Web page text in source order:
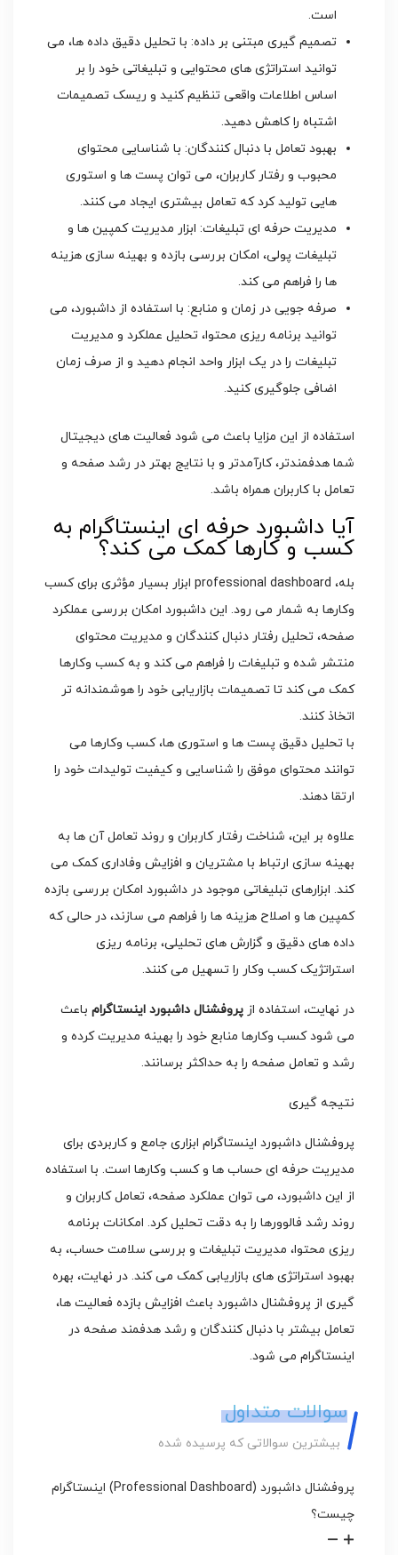
است.
تصمیم گیری مبتنی بر داده: با تحلیل دقیق داده ها، می
توانید استراتژی های محتوایی و تبلیغاتی خود را بر
اساس اطلاعات واقعی تنظیم کنید و ریسک تصمیمات
اشتباه را کاهش دهید.
بهبود تعامل با دنبال کنندگان: با شناسایی محتوای
محبوب و رفتار کاربران، می توان پست ها و استوری
هایی تولید کرد که تعامل بیشتری ایجاد می کنند.
مدیریت حرفه ای تبلیغات: ابزار مدیریت کمپین ها و
تبلیغات پولی، امکان بررسی بازده و بهینه سازی هزینه
ها را فراهم می کند.
صرفه جویی در زمان و منابع: با استفاده از داشبورد، می
توانید برنامه ریزی محتوا، تحلیل عملکرد و مدیریت
تبلیغات را در یک ابزار واحد انجام دهید و از صرف زمان
اضافی جلوگیری کنید.
استفاده از این مزایا باعث می شود فعالیت های دیجیتال
شما هدفمندتر، کارآمدتر و با نتایج بهتر در رشد صفحه و
تعامل با کاربران همراه باشد.
آیا داشبورد حرفه ای اینستاگرام به
کسب و کارها کمک می کند؟
بله، professional dashboard ابزار بسیار مؤثری برای کسب
وکارها به شمار می رود. این داشبورد امکان بررسی عملکرد
صفحه، تحلیل رفتار دنبال کنندگان و مدیریت محتوای
منتشر شده و تبلیغات را فراهم می کند و به کسب وکارها
کمک می کند تا تصمیمات بازاریابی خود را هوشمندانه تر
اتخاذ کنند.
با تحلیل دقیق پست ها و استوری ها، کسب وکارها می
توانند محتوای موفق را شناسایی و کیفیت تولیدات خود را
ارتقا دهند.
علاوه بر این، شناخت رفتار کاربران و روند تعامل آن ها به
بهینه سازی ارتباط با مشتریان و افزایش وفاداری کمک می
کند. ابزارهای تبلیغاتی موجود در داشبورد امکان بررسی بازده
کمپین ها و اصلاح هزینه ها را فراهم می سازند، در حالی که
داده های دقیق و گزارش های تحلیلی، برنامه ریزی
استراتژیک کسب وکار را تسهیل می کنند.
در نهایت، استفاده از پروفشنال داشبورد اینستاگرام باعث
می شود کسب وکارها منابع خود را بهینه مدیریت کرده و
رشد و تعامل صفحه را به حداکثر برسانند.
نتیجه گیری
پروفشنال داشبورد اینستاگرام ابزاری جامع و کاربردی برای
مدیریت حرفه ای حساب ها و کسب وکارها است. با استفاده
از این داشبورد، می توان عملکرد صفحه، تعامل کاربران و
روند رشد فالوورها را به دقت تحلیل کرد. امکانات برنامه
ریزی محتوا، مدیریت تبلیغات و بررسی سلامت حساب، به
بهبود استراتژی های بازاریابی کمک می کند. در نهایت، بهره
گیری از پروفشنال داشبورد باعث افزایش بازده فعالیت ها،
تعامل بیشتر با دنبال کنندگان و رشد هدفمند صفحه در
اینستاگرام می شود.
سوالات متداول
بیشترین سوالاتی که پرسیده شده
پروفشنال داشبورد (Professional Dashboard) اینستاگرام
چیست؟